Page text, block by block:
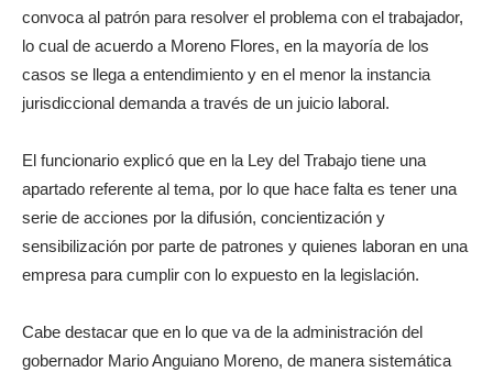
convoca al patrón para resolver el problema con el trabajador,
lo cual de acuerdo a Moreno Flores, en la mayoría de los
casos se llega a entendimiento y en el menor la instancia
jurisdiccional demanda a través de un juicio laboral.
El funcionario explicó que en la Ley del Trabajo tiene una
apartado referente al tema, por lo que hace falta es tener una
serie de acciones por la difusión, concientización y
sensibilización por parte de patrones y quienes laboran en una
empresa para cumplir con lo expuesto en la legislación.
Cabe destacar que en lo que va de la administración del
gobernador Mario Anguiano Moreno, de manera sistemática